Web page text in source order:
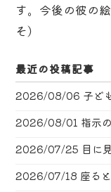
す。今後の彼の
そ）
最近の投稿記事
2026/08/06 子ど
2026/08/01 指示
2026/07/25 目に
2026/07/18 座る